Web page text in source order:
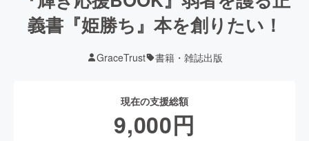
義書『姫勝ち』本を創りたい！
GraceTrust 書籍・雑誌出版
現在の支援総額
9,000円